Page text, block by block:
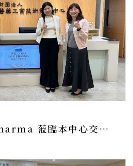
馬來西亞Duo Pharma 蒞臨本中心交流臺馬雙邊合作商機